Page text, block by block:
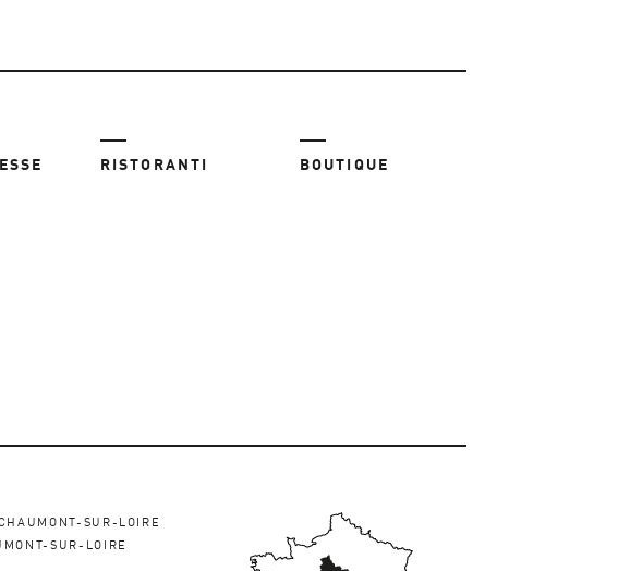
RISTORANTI BOUTIQUE
SUR-LOIRE
SUR-LOIRE